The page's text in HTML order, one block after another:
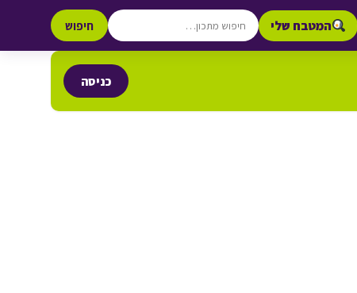
המטבח שלי חיפוש
כניסה